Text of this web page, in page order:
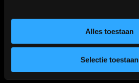
Alles toestaan
Selectie toestaan